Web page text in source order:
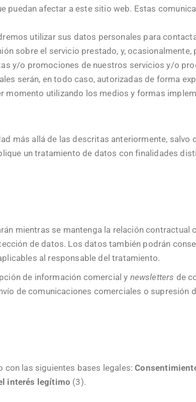
afectar a este sitio web. Estas
utilizar sus datos personales para
sobre el servicio prestado, y,
y/o promociones de nuestros servicios y/o
serán, en todo caso, autorizadas de forma
momento utilizando los medios y formas
más allá de las descritas anteriormente, salvo
un tratamiento de datos con finalidades
mientras se mantenga la relación contractual
de datos. Los datos también podrán
al responsable del tratamiento.
de información comercial y newsletters de
de comunicaciones comerciales o supresión
con las siguientes bases legales:
interés legítimo (3).